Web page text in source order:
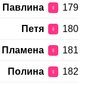
179
♀
Павлина
180
♀
Петя
181
♀
Пламена
182
♀
Полина